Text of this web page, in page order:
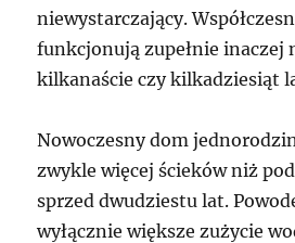
niewystarczający.
funkcjonują zupełnie inaczej
kilkanaście czy kilkadziesiąt
Nowoczesny dom
zwykle więcej ścieków niż
sprzed dwudziestu lat.
wyłącznie większe zużycie